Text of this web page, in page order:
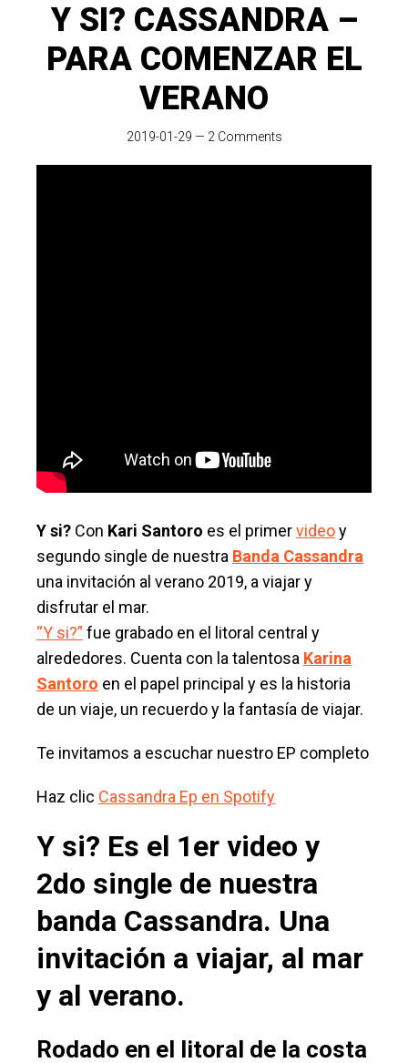
Y SI? CASSANDRA –
PARA COMENZAR EL
VERANO
2019-01-29 — 2 Comments
Y si? Con Kari Santoro es el primervideoy
segundo single de nuestra Banda Cassandra
una invitación al verano 2019, a viajar y
disfrutar el mar.
“Y si?” fue grabado en el litoral central y
alrededores. Cuenta con la talentosa Karina
Santoro en el papel principal y es la historia
de un viaje, un recuerdo y la fantasía de viajar.
Te invitamos a escuchar nuestro EP completo
Haz clic Cassandra Ep en Spotify
Y si? Es el 1er video y
2do single de nuestra
banda Cassandra. Una
invitación a viajar, al mar
y al verano.
Rodado en el litoral de la costa